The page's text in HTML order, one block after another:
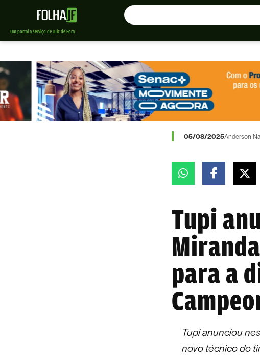
Um portal a serviço de Juiz de Fora
05/08/2025Anderson
Tupi
para a
Tupi anunciou
novo técnico do